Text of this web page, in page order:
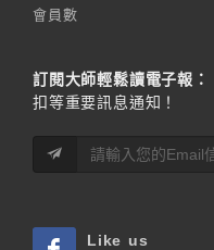
會員數
訂閱大師輕鬆讀電子報：
扣等重要訊息通知！
Like us